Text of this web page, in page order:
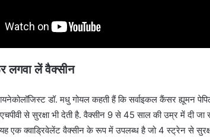
लगवा लें वैक्सीन
डॉ. मधु गोयल कहती हैं कि सर्वाइकल कैंसर ह्यूमन
से सुरक्षा भी देती है. वैक्सीन 9 से 45 साल की उम्र में दी
एक क्वाड्रिवेलेंट वैक्सीन के रूप में उपलब्ध है जो 4 स्ट्रेन से